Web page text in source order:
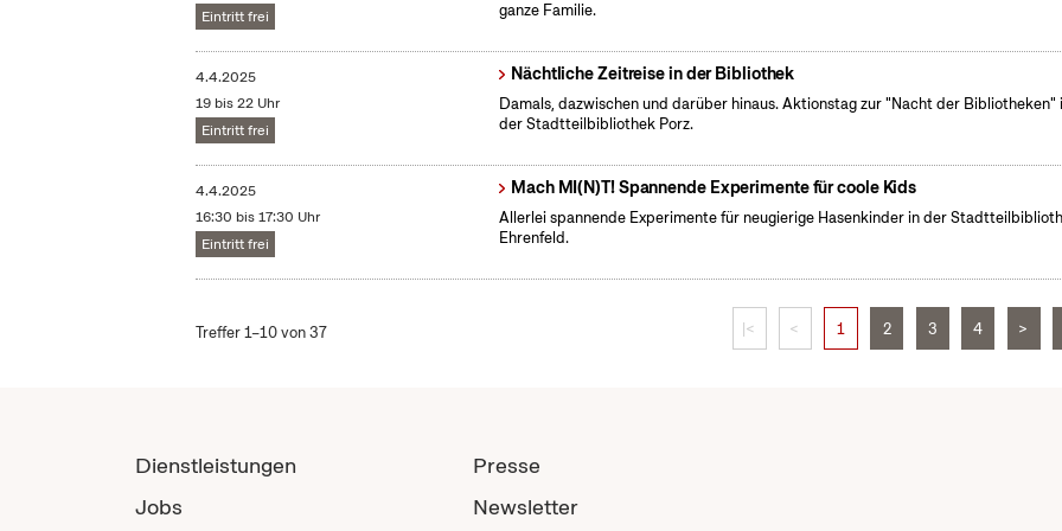
Eintritt frei
ganze Familie.
4.4.2025
19 bis 22 Uhr
Eintritt frei
Nächtliche Zeitreise in der Bibliothek
Damals, dazwischen und darüber hinaus. Aktionstag zur "Nacht der Bibliotheken"
der Stadtteilbibliothek Porz.
4.4.2025
16:30 bis 17:30 Uhr
Eintritt frei
Mach MI(N)T! Spannende Experimente für coole Kids
Allerlei spannende Experimente für neugierige Hasenkinder in der
Ehrenfeld.
Treffer 1–10 von 37 |< < 1 2 3 4 >
Dienstleistungen
Jobs
Presse
Newsletter